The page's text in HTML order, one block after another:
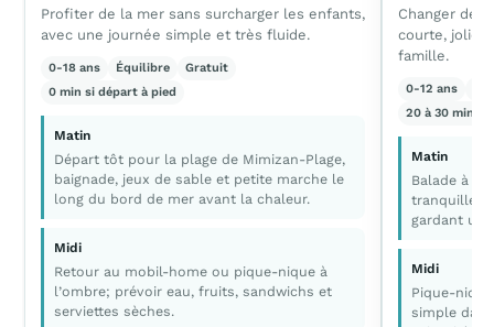
Profiter de la mer sans surcharger les enfants,
avec une journée simple et très fluide.
0-18 ans Équilibre
Gratuit
0 min si départ à pied
Matin
Départ tôt pour la plage de Mimizan-Plage,
baignade, jeux de sable et petite marche le
long du bord de mer avant la chaleur.
Midi
Retour au mobil-home ou pique-nique à
l’ombre; prévoir eau, fruits, sandwichs et
serviettes sèches.
Changer de
courte, jolie
famille.
0-12 ans
20 à 30 min
Matin
Balade à la
tranquille
gardant un
Midi
Pique-
simple